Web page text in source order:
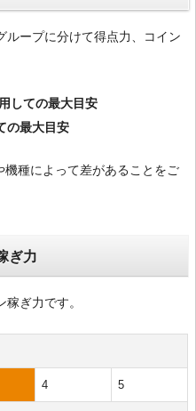
ループに分けて得点力、コイン
しての最大目安
の最大目安
種によって差があることをご
ぎ力
ぎ力です。
4 5